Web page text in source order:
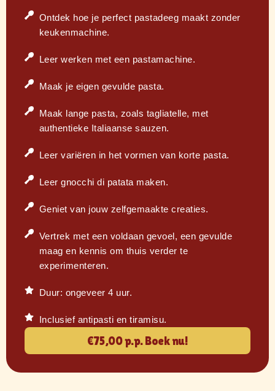
Ontdek hoe je perfect pastadeeg maakt zonder
keukenmachine.
Leer werken met een pastamachine.
Maak je eigen gevulde pasta.
Maak lange pasta, zoals tagliatelle, met
authentieke Italiaanse sauzen.
Leer variëren in het vormen van korte pasta.
Leer gnocchi di patata maken.
Geniet van jouw zelfgemaakte creaties.
Vertrek met een voldaan gevoel, een gevulde
maag en kennis om thuis verder te
experimenteren.
Duur: ongeveer 4 uur.
Inclusief antipasti en tiramisu.
€75,00 p.p. Boek nu!